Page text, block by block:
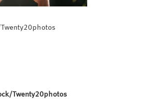
Twenty20photos